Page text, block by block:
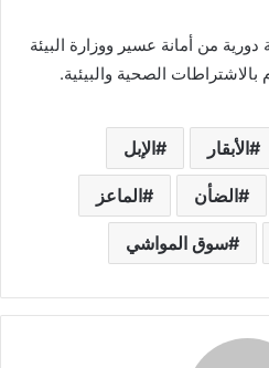
من أمانة عسير ووزارة البيئة
بالاشتراطات الصحية والبيئية.
الأبقار الإبل
الضأن الماعز
سوق المواشي